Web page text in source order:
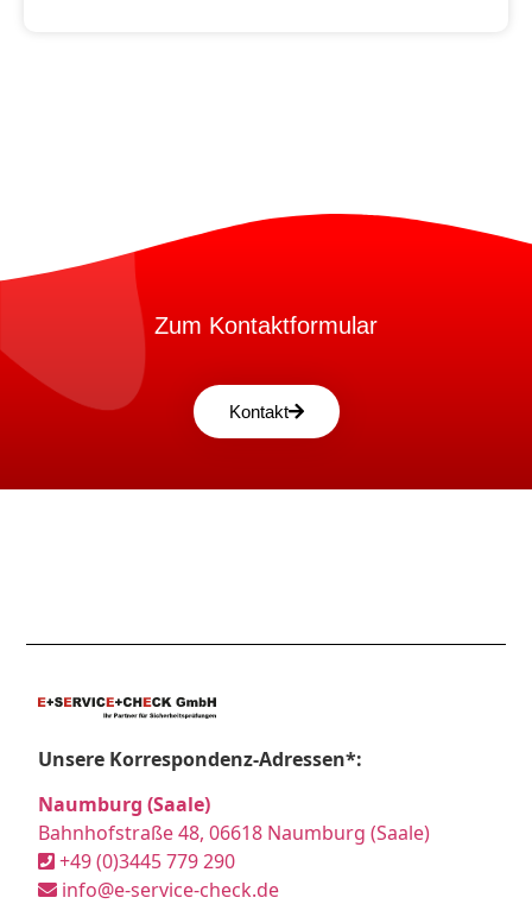
Zum Kontaktformular
Kontakt
Unsere Korrespondenz-Adressen*:
Naumburg (Saale)
Bahnhofstraße 48, 06618 Naumburg (Saale)
+49 (0)3445 779 290
info@e-service-check.de